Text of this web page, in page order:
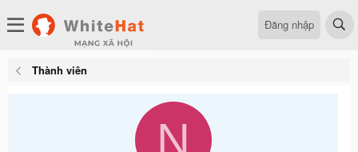
Đăng nhập
Thành viên
N